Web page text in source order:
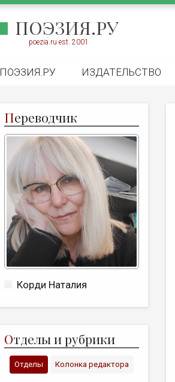
ПОЭЗИЯ.РУ
poezia.ru est. 2001
ПОЭЗИЯ.РУ ИЗДАТЕЛЬСТВО
Переводчик
Корди Наталия
Отделы и рубрики
Отделы Колонка редактора